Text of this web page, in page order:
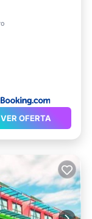
VER OFERTA